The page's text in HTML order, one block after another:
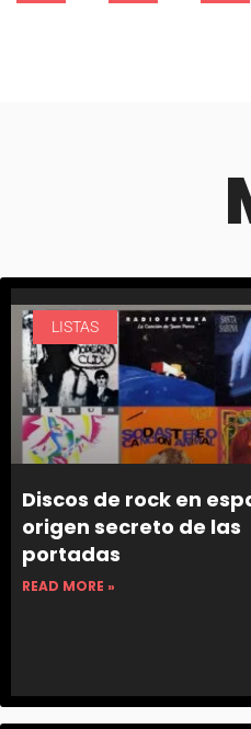
LISTAS
Discos de rock en
origen secreto de las
portadas
READ MORE »